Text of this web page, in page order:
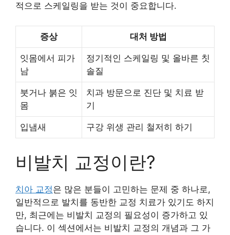
적으로 스케일링을 받는 것이 중요합니다.
증상 대처 방법
잇몸에서 피가
남
정기적인 스케일링 및 올바른 칫
솔질
붓거나 붉은 잇
몸
치과 방문으로 진단 및 치료 받
기
입냄새 구강 위생 관리 철저히 하기
비발치 교정이란?
치아 교정은 많은 분들이 고민하는 문제 중 하나로,
일반적으로 발치를 동반한 교정 치료가 있기도 하지
만, 최근에는 비발치 교정의 필요성이 증가하고 있
습니다. 이 섹션에서는 비발치 교정의 개념과 그 가